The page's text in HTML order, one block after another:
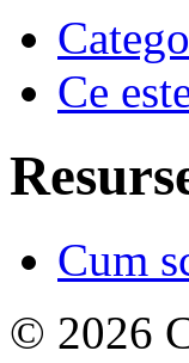
Ce
Cum
© 2026